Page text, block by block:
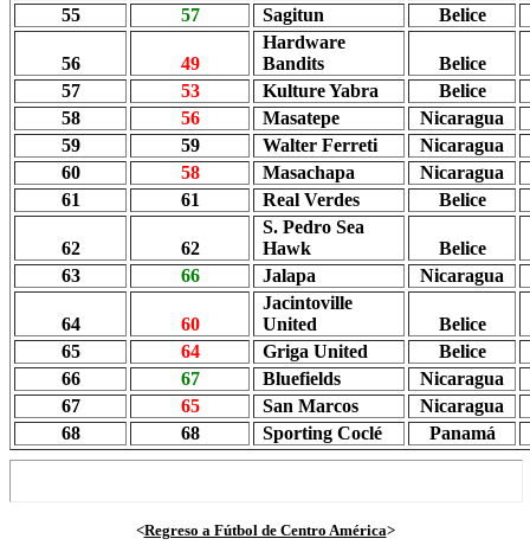
55
57 Sagitun Belice
56 49
Hardware
Bandits
Belice
57
53 Kulture Yabra
Belice
58
56 Masatepe
Nicaragua
59
59 Walter Ferreti
Nicaragua
60
58 Masachapa
Nicaragua
61
61 Real Verdes Belice
62 62
S. Pedro Sea
Hawk
Belice
63
66 Jalapa Nicaragua
64 60
Jacintoville
United
Belice
65
64 Griga United
Belice
66
67 Bluefields
Nicaragua
67
65 San Marcos
Nicaragua
68
68 Sporting Coclé Panamá
<Regreso a Fútbol de Centro América>